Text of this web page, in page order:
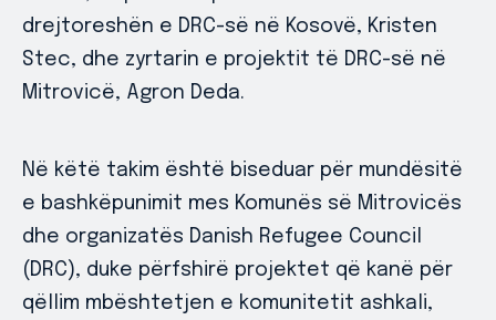
drejtoreshën e DRC-së në Kosovë, Kristen
Stec, dhe zyrtarin e projektit të DRC-së në
Mitrovicë, Agron Deda.
Në këtë takim është biseduar për mundësitë
e bashkëpunimit mes Komunës së Mitrovicës
dhe organizatës Danish Refugee Council
(DRC), duke përfshirë projektet që kanë për
qëllim mbështetjen e komunitetit ashkali,